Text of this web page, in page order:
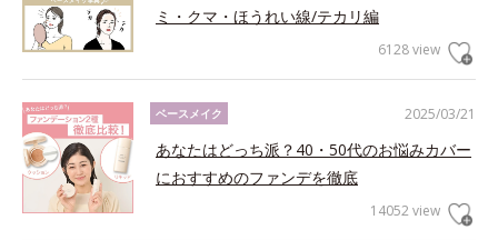
ミ・クマ・ほうれい線/テカリ編
6128 view
2025/03/21
ベースメイク
あなたはどっち派？40・50代のお悩みカバー
におすすめのファンデを徹底
14052 view